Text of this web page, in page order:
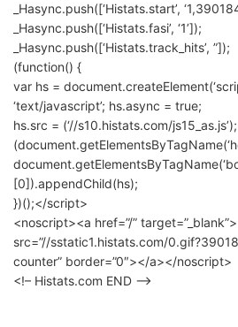
_Hasync.push([‘Histats.start’,
_Hasync.push([‘Histats.fasi’, ‘1’]);
_Hasync.push([‘Histats.track_hits’, ”]);
(function() {
var hs =
‘text/javascript’; hs.async = true;
hs.src = (‘//s10.histats.com/js15_as.js’);
[0]).appendChild(hs);
})();</script>
<noscript><a href=”/”
src=”//sstatic1.histats.com/
counter” border=”0″></a></noscript>
<!– Histats.com END –>